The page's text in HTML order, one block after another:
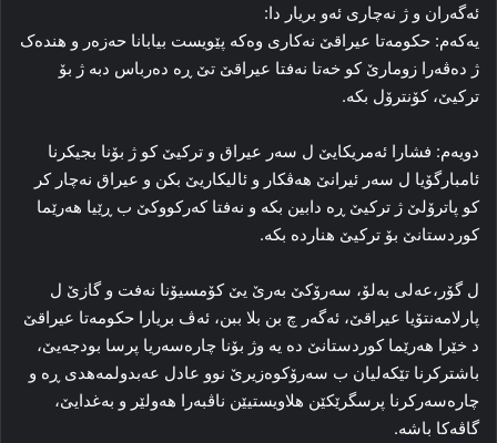
ئەگەران و ژ نه‌چاری ئه‌و بریار دا:
یه‌که‌م: حکومه‌تا عیراقێ نه‌کاری وه‌که‌ پێویست بیابانا حه‌زه‌ر و هنده‌ک
ژ ده‌ڤه‌را زومارێ کو خه‌تا نه‌فتا عیراقێ تێ ڕه‌ ده‌رباس دبه‌ ژ بۆ
ترکیێ، کۆنترۆل بکه‌.
دویه‌م: فشارا ئەمریکایێ ل سه‌ر عیراق و ترکیێ کو ژ بۆنا بجیکرنا
ئامبارگۆیا ل سه‌ر ئیرانێ هه‌ڤکار و ئالیکاریێ بکن و عیراق نه‌چار کر
کو پاترۆلێ ژ ترکیێ ڕه‌ دابین بکه‌ و نه‌فتا که‌رکووکێ ب ڕێیا هه‌رێما
کوردستانێ بۆ تركیێ هنارده‌ بکه‌.
ل گۆر،عه‌لی به‌لۆ، سه‌رۆکێ به‌رێ یێ کۆمسیۆنا نه‌فت و گازێ ل
پارلامه‌نتۆیا عیراقێ، ئه‌گه‌ر چ بن بلا ببن، ئه‌ڤ بریارا حکومه‌تا عیراقێ
د خێرا هه‌رێما کوردستانێ ده‌ یه‌ وژ بۆنا چاره‌سه‌ریا پرسا بودجه‌یێ،
باشترکرنا تێکه‌لیان ب سه‌رۆکوه‌زیرێ نوو عادل عەبدولمه‌هدی ڕه‌ و
چاره‌سه‌رکرنا پرسگرێکێن هلاویستیێن ناڤبه‌را هه‌ولێر و به‌غدایێ،
گاڤه‌کا باشه‌.